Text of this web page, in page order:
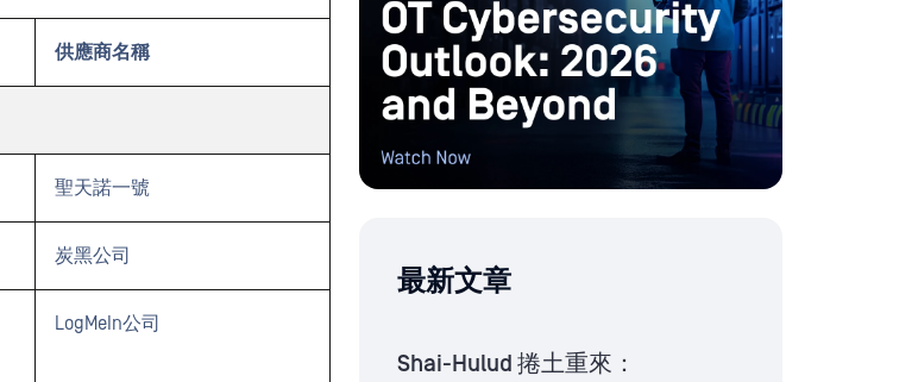
供應商名稱
聖天諾一號
炭黑公司
LogMeIn公司
最新文章
Shai-Hulud 捲土重來：